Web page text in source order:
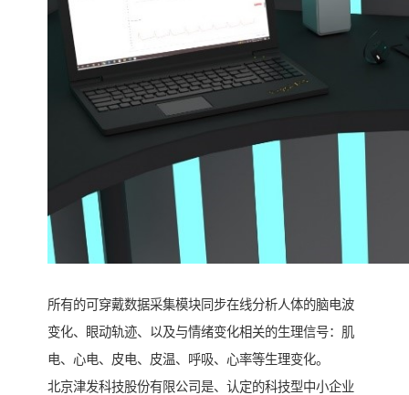
所有的可穿戴数据采集模块同步在线分析人体的脑电波
变化、眼动轨迹、以及与情绪变化相关的生理信号：肌
电、心电、皮电、皮温、呼吸、心率等生理变化。
北京津发科技股份有限公司是、认定的科技型中小企业